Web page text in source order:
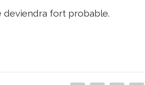
fort probable.